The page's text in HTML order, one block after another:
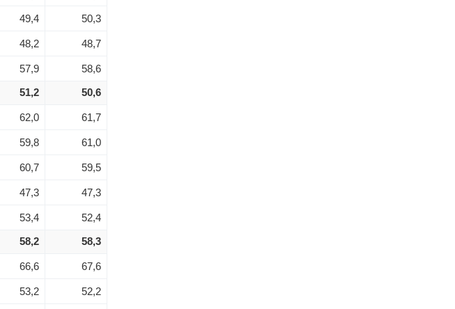
49,4 50,3
48,2 48,7
57,9 58,6
51,2 50,6
62,0 61,7
59,8 61,0
60,7 59,5
47,3 47,3
53,4 52,4
58,2 58,3
66,6 67,6
53,2 52,2